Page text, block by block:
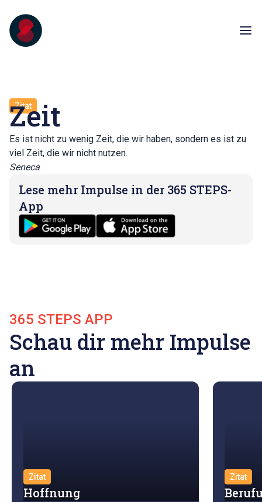
Zitat
Zeit
Es ist nicht zu wenig Zeit, die wir haben, sondern es ist zu
viel Zeit, die wir nicht nutzen.
Seneca
Lese mehr Impulse in der 365 STEPS-
App
365 STEPS APP
Schau dir mehr Impulse
an
Zitat
Hoffnung
Zitat